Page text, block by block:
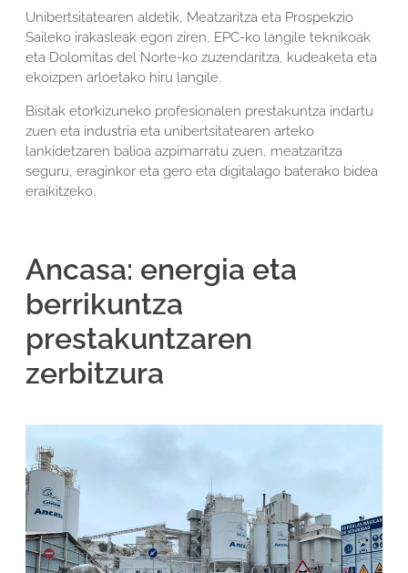
Unibertsitatearen aldetik, Meatzaritza eta Prospekzio
Saileko irakasleak egon ziren, EPC-ko langile teknikoak
eta Dolomitas del Norte-ko zuzendaritza, kudeaketa eta
ekoizpen arloetako hiru langile.
Bisitak etorkizuneko profesionalen prestakuntza indartu
zuen eta industria eta unibertsitatearen arteko
lankidetzaren balioa azpimarratu zuen, meatzaritza
seguru, eraginkor eta gero eta digitalago baterako bidea
eraikitzeko.
Ancasa: energia eta
berrikuntza
prestakuntzaren
zerbitzura